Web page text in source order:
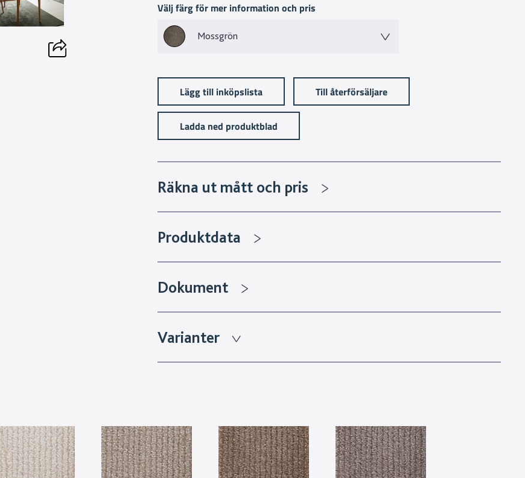
Välj färg för mer information och pris
Mossgrön
Lägg till inköpslista Till återförsäljare
Ladda ned produktblad
Räkna ut mått och pris
Produktdata
Dokument
Varianter